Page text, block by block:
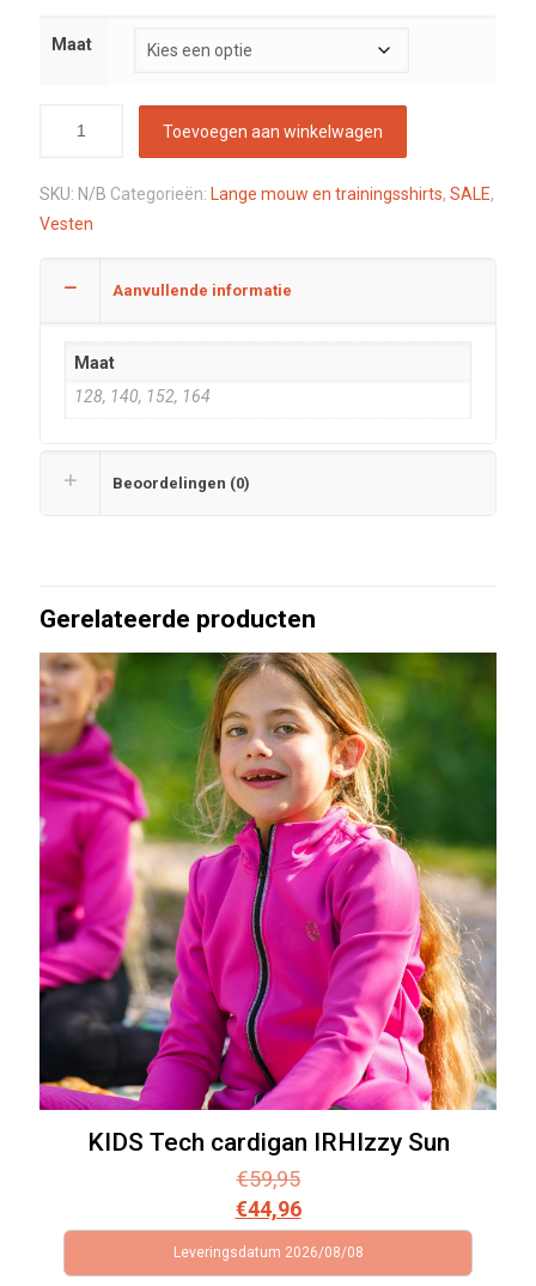
Maat
Toevoegen aan winkelwagen
SKU: N/B Categorieën: Lange mouw en trainingsshirts, SALE,
Vesten
Aanvullende informatie
Maat
128, 140, 152, 164
Beoordelingen (0)
Gerelateerde producten
KIDS Tech cardigan IRHIzzy Sun
€59,95
€44,96
Leveringsdatum 2026/08/08